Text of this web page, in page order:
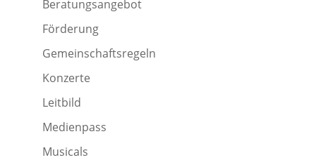
Beratungsangebot
Förderung
Gemeinschaftsregeln
Konzerte
Leitbild
Medienpass
Musicals